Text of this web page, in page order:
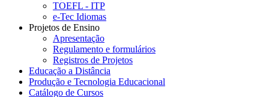
TOEFL - ITP
e-Tec Idiomas
Projetos de Ensino
Apresentação
Regulamento e formulários
Registros de Projetos
Educação a Distância
Produção e Tecnologia Educacional
Catálogo de Cursos